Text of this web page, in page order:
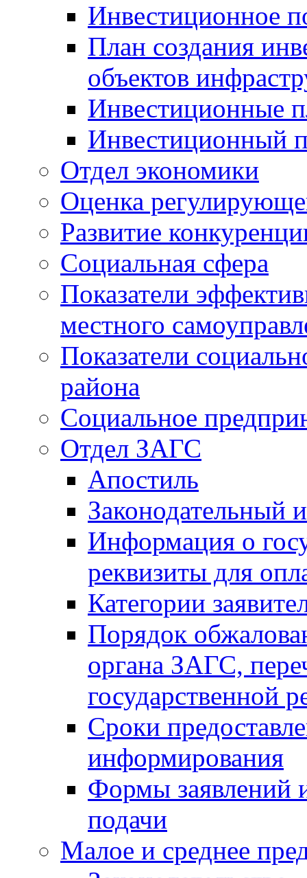
Инвестиционное
План создания
объектов
Инвестиционные
Инвестиционный
Отдел экономики
Оценка
Развитие
Социальная сфера
Показатели
местного
Показатели
района
Социальное
Отдел ЗАГС
Апостиль
Законодательный
Информация о
реквизиты для
Категории
Порядок
органа ЗАГС,
государственной
Сроки
информирования
Формы заявлений
подачи
Малое и среднее